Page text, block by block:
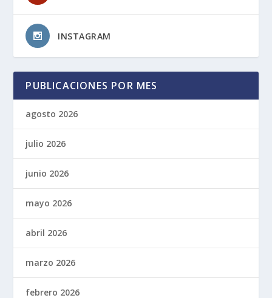
INSTAGRAM
PUBLICACIONES POR MES
agosto 2026
julio 2026
junio 2026
mayo 2026
abril 2026
marzo 2026
febrero 2026